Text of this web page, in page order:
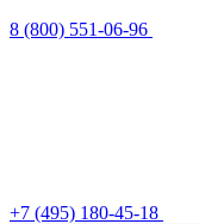
8 (800) 551-06-96
+7 (495) 180-45-18